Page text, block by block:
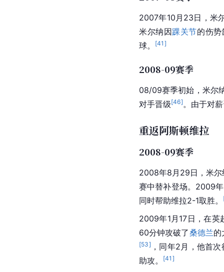
2007年10月23日，米
米尔纳因踝关节的伤
球。
[41 ]
2008-09赛季
08/09赛季初始，米尔
对手晋级[46]。由于对
重返阿斯顿维拉
2008-09赛季
2008年8月29日，米尔
赛中替补登场。2009
同时帮助维拉2-1取胜。
2009年1月17日，在英
60分钟攻破了桑德兰的
[53] ，同年2月，他首
助攻。
[41 ]